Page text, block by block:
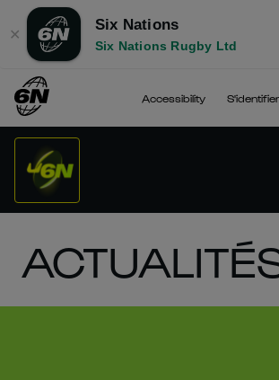
✕
Six Nations
Six Nations Rugby Ltd
Accessibility